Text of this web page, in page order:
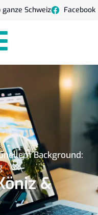
ganze Schweiz Facebook
Background:
&